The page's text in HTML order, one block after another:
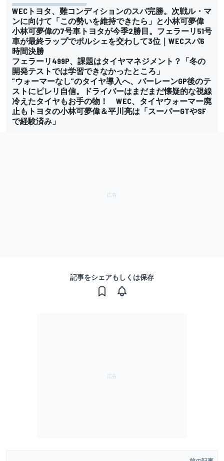
WECトヨタ、難コンディションのスパ完勝。次戦ル・マ
ンに向けて「この勢いを維持できたら」と小林可夢偉
小林可夢偉の7号車トヨタが今季2勝目。フェラーリ51号
車が最終ラップでポルシェを交わして3位｜WECスパ6
時間決勝
フェラーリ499P、課題はタイヤマネジメント？「冬の
開発テストでは学習できなかったところ」
”ウォーマーなし”のタイヤ導入へ、バーレーンGP後のテ
ストにピレリ自信。ドライバーはまだまだ懐疑的な視線
冷えたタイヤもお手の物！ WEC、タイヤウォーマー廃
止もトヨタの小林可夢偉＆平川亮は「スーパーGTやSF
で経験済み」
記事をシェアもしくは保存